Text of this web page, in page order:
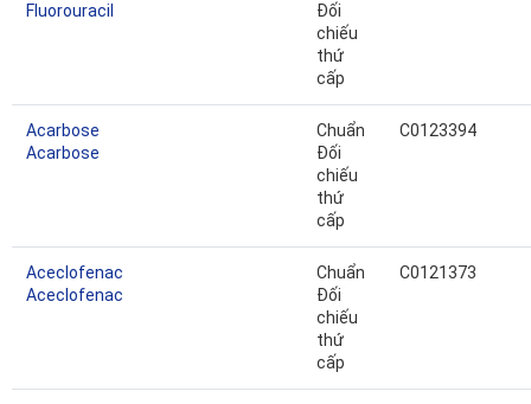
Fluorouracil
Đối
chiếu
thứ
cấp
Acarbose
Acarbose
Chuẩn
Đối
chiếu
thứ
cấp
C0123394
Aceclofenac
Aceclofenac
Chuẩn
Đối
chiếu
thứ
cấp
C0121373